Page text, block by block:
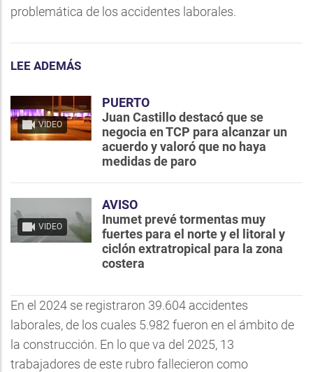
problemática de los accidentes laborales.
LEE ADEMÁS
VIDEO
PUERTO
Juan Castillo destacó que se
negocia en TCP para alcanzar un
acuerdo y valoró que no haya
medidas de paro
VIDEO
AVISO
Inumet prevé tormentas muy
fuertes para el norte y el litoral y
ciclón extratropical para la zona
costera
En el 2024 se registraron 39.604 accidentes
laborales, de los cuales 5.982 fueron en el ámbito de
la construcción. En lo que va del 2025, 13
trabajadores de este rubro fallecieron como